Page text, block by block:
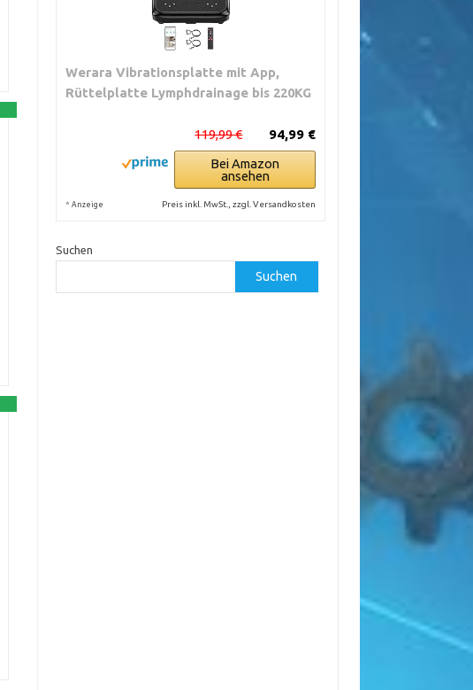
Werara Vibrationsplatte mit App,
Rüttelplatte Lymphdrainage bis 220KG
94,99 €
119,99 €
Bei Amazon
ansehen
* Anzeige Preis inkl. MwSt., zzgl. Versandkosten
Suchen
Suchen